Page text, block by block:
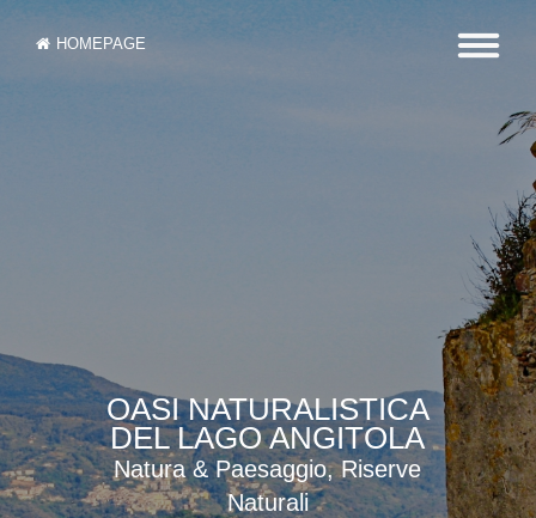
HOMEPAGE
OASI NATURALISTICA
DEL LAGO ANGITOLA
Natura & Paesaggio, Riserve
Naturali